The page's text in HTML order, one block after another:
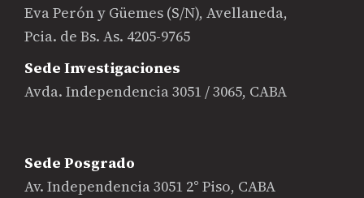
Eva Perón y Güemes (S/N), Avellaneda,
Pcia. de Bs. As. 4205-9765
Sede Investigaciones
Avda. Independencia 3051 / 3065, CABA
Sede Posgrado
Av. Independencia 3051 2° Piso, CABA